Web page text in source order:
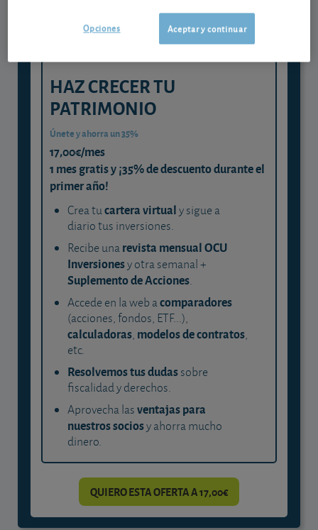
HAZ CRECER TU
PATRIMONIO
Únete y ahorra un 35%
17,00€/mes
1 mes gratis y ¡35% de descuento durante el
primer año!
Crea tucartera virtualy sigue a
diario tus inversiones.
Recibe unarevista mensual OCU
Inversionesy otra semanal +
Suplemento de Acciones.
Accede en la web acomparadores
(acciones, fondos, ETF...),
calculadoras, modelos de contratos,
etc.
Resolvemos tus dudassobre
fiscalidad y derechos.
Aprovecha lasventajas para
nuestros sociosy ahorra mucho
dinero.
QUIERO ESTA OFERTA A 17,00€
Aceptar y continuar
Opciones